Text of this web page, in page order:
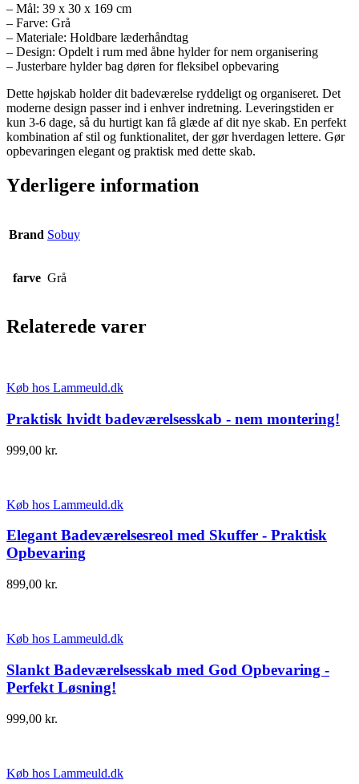
– Mål: 39 x 30 x 169 cm
– Farve: Grå
– Materiale: Holdbare læderhåndtag
– Design: Opdelt i rum med åbne hylder for nem organisering
– Justerbare hylder bag døren for fleksibel opbevaring
Dette højskab holder dit badeværelse ryddeligt og organiseret. Det
moderne design passer ind i enhver indretning. Leveringstiden er
kun 3-6 dage, så du hurtigt kan få glæde af dit nye skab. En perfekt
kombination af stil og funktionalitet, der gør hverdagen lettere. Gør
opbevaringen elegant og praktisk med dette skab.
Yderligere information
Brand Sobuy
farve Grå
Relaterede varer
Køb hos Lammeuld.dk
Praktisk hvidt badeværelsesskab - nem montering!
999,00 kr.
Køb hos Lammeuld.dk
Elegant Badeværelsesreol med Skuffer - Praktisk
Opbevaring
899,00 kr.
Køb hos Lammeuld.dk
Slankt Badeværelsesskab med God Opbevaring -
Perfekt Løsning!
999,00 kr.
Køb hos Lammeuld.dk